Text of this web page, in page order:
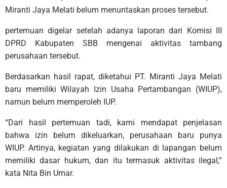
Miranti Jaya Melati belum menuntaskan proses tersebut.
pertemuan digelar setelah adanya laporan dari Komisi III
DPRD Kabupaten SBB mengenai aktivitas tambang
perusahaan tersebut.
Berdasarkan hasil rapat, diketahui PT. Miranti Jaya Melati
baru memiliki Wilayah Izin Usaha Pertambangan (WIUP),
namun belum memperoleh IUP.
“Dari hasil pertemuan tadi, kami mendapat penjelasan
bahwa izin belum dikeluarkan, perusahaan baru punya
WIUP. Artinya, kegiatan yang dilakukan di lapangan belum
memiliki dasar hukum, dan itu termasuk aktivitas ilegal,”
kata Nita Bin Umar.